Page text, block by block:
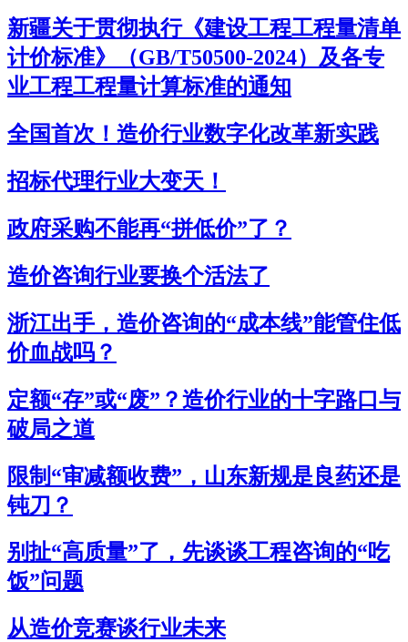
新疆关于贯彻执行《建设工程工程量清单
计价标准》（GB/T50500-2024）及各专
业工程工程量计算标准的通知
全国首次！造价行业数字化改革新实践
招标代理行业大变天！
政府采购不能再“拼低价”了？
造价咨询行业要换个活法了
浙江出手，造价咨询的“成本线”能管住低
价血战吗？
定额“存”或“废”？造价行业的十字路口与
破局之道
限制“审减额收费”，山东新规是良药还是
钝刀？
别扯“高质量”了，先谈谈工程咨询的“吃
饭”问题
从造价竞赛谈行业未来